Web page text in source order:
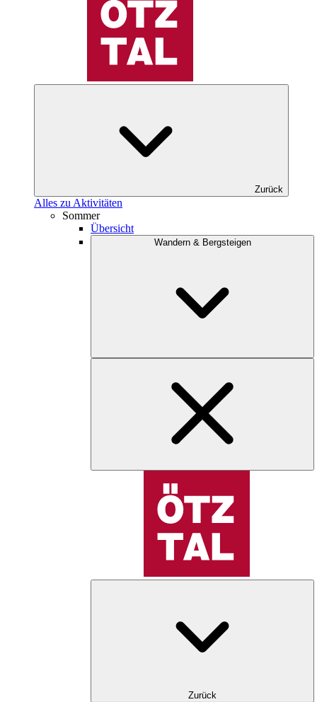
Zurück
Alles zu Aktivitäten
Sommer
Übersicht
Wandern & Bergsteigen
Zurück